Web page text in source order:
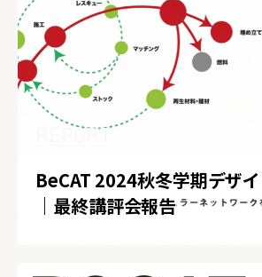
REPORT
BeCAT 2024秋冬学期デザ
｜最終講評会報告